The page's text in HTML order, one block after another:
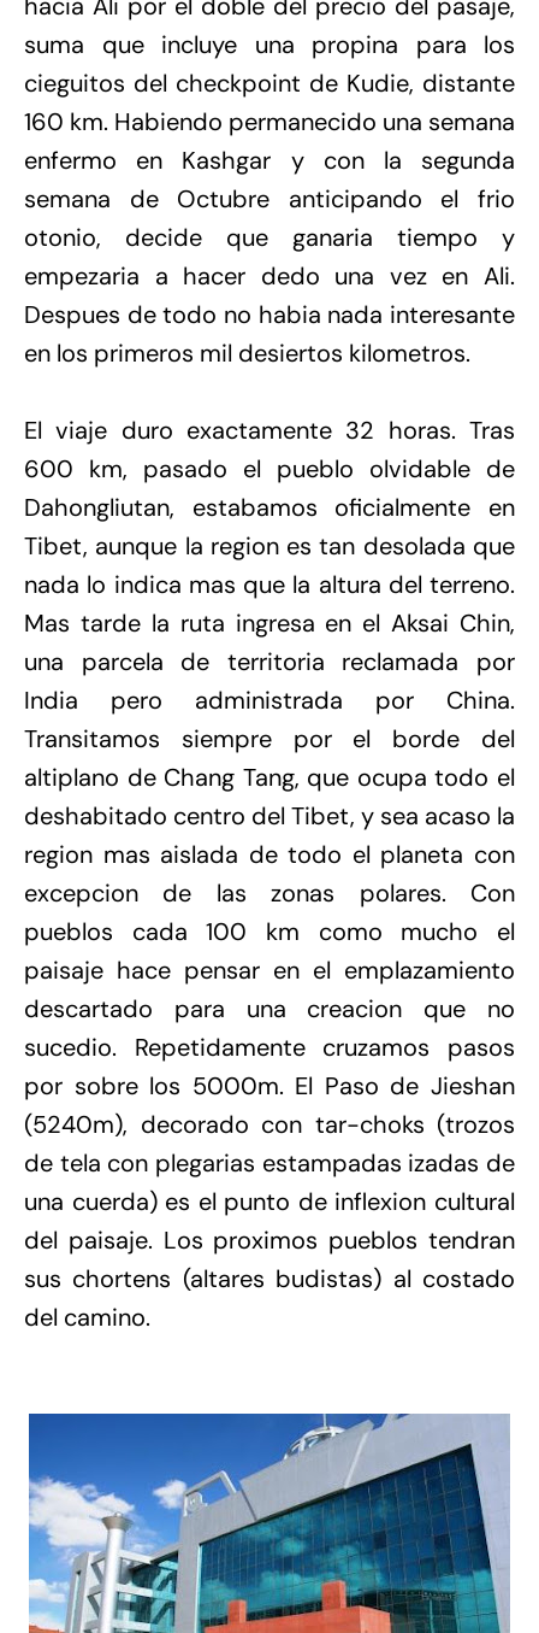
suma que incluye una propina para los
cieguitos del checkpoint de Kudie, distante
160 km. Habiendo permanecido una semana
enfermo en Kashgar y con la segunda
semana de Octubre anticipando el frio
otonio, decide que ganaria tiempo y
empezaria a hacer dedo una vez en Ali.
Despues de todo no habia nada interesante
en los primeros mil desiertos kilometros.
El viaje duro exactamente 32 horas. Tras
600 km, pasado el pueblo olvidable de
Dahongliutan, estabamos oficialmente en
Tibet, aunque la region es tan desolada que
nada lo indica mas que la altura del terreno.
Mas tarde la ruta ingresa en el Aksai Chin,
una parcela de territoria reclamada por
India pero administrada por China.
Transitamos siempre por el borde del
altiplano de Chang Tang, que ocupa todo el
deshabitado centro del Tibet, y sea acaso la
region mas aislada de todo el planeta con
excepcion de las zonas polares. Con
pueblos cada 100 km como mucho el
paisaje hace pensar en el emplazamiento
descartado para una creacion que no
sucedio. Repetidamente cruzamos pasos
por sobre los 5000m. El Paso de Jieshan
(5240m), decorado con tar-choks (trozos
de tela con plegarias estampadas izadas de
una cuerda) es el punto de inflexion cultural
del paisaje. Los proximos pueblos tendran
sus chortens (altares budistas) al costado
del camino.